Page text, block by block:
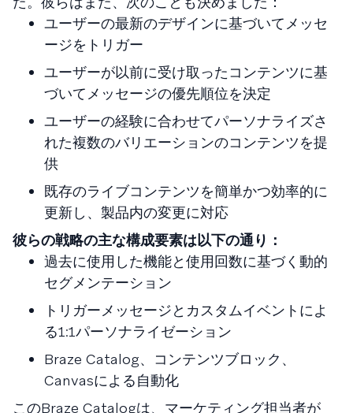
ユーザーの最新のデザインに基づいてメッセ
ージをトリガー
ユーザーが以前に受け取ったコンテンツに基
づいてメッセージの優先順位を決定
ユーザーの経験に合わせてパーソナライズさ
れた複数のバリエーションのコンテンツを提
供
既存のライブコンテンツを簡単かつ効率的に
更新し、製品内の変更に対応
彼らの戦略の主な構成要素は以下の通り：
過去に使用した機能と使用回数に基づく動的
セグメンテーション
トリガーメッセージとカスタムイベントによ
る1:1パーソナライゼーション
Braze Catalog、コンテンツブロック、
Canvasによる自動化
このBraze Catalogは、マーケティング担当者が